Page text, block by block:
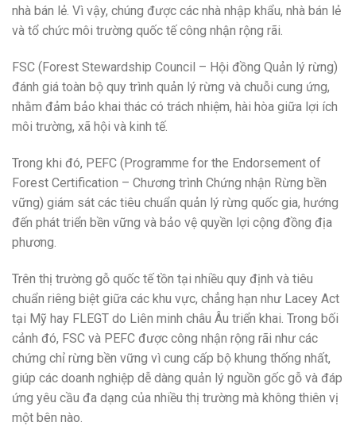
nhà bán lẻ. Vì vậy, chúng được các nhà nhập khẩu, nhà bán lẻ
và tổ chức môi trường quốc tế công nhận rộng rãi.
FSC (Forest Stewardship Council – Hội đồng Quản lý rừng)
đánh giá toàn bộ quy trình quản lý rừng và chuỗi cung ứng,
nhằm đảm bảo khai thác có trách nhiệm, hài hòa giữa lợi ích
môi trường, xã hội và kinh tế.
Trong khi đó, PEFC (Programme for the Endorsement of
Forest Certification – Chương trình Chứng nhận Rừng bền
vững) giám sát các tiêu chuẩn quản lý rừng quốc gia, hướng
đến phát triển bền vững và bảo vệ quyền lợi cộng đồng địa
phương.
Trên thị trường gỗ quốc tế tồn tại nhiều quy định và tiêu
chuẩn riêng biệt giữa các khu vực, chẳng hạn như Lacey Act
tại Mỹ hay FLEGT do Liên minh châu Âu triển khai. Trong bối
cảnh đó, FSC và PEFC được công nhận rộng rãi như các
chứng chỉ rừng bền vững vì cung cấp bộ khung thống nhất,
giúp các doanh nghiệp dễ dàng quản lý nguồn gốc gỗ và đáp
ứng yêu cầu đa dạng của nhiều thị trường mà không thiên vị
một bên nào.